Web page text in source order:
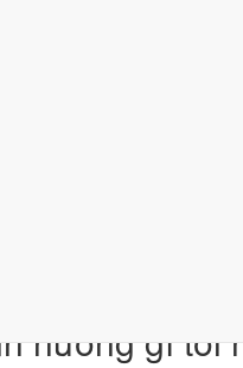
dân gian. Nguồn tham chiếu:
hưởng gì tới